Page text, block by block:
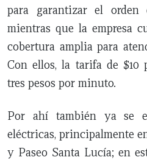
para garantizar el orden
mientras que la empresa
cobertura amplia para
Con ellos, la tarifa de $10
tres pesos por minuto.
Por ahí también ya se
eléctricas, principalmente
y Paseo Santa Lucía; en